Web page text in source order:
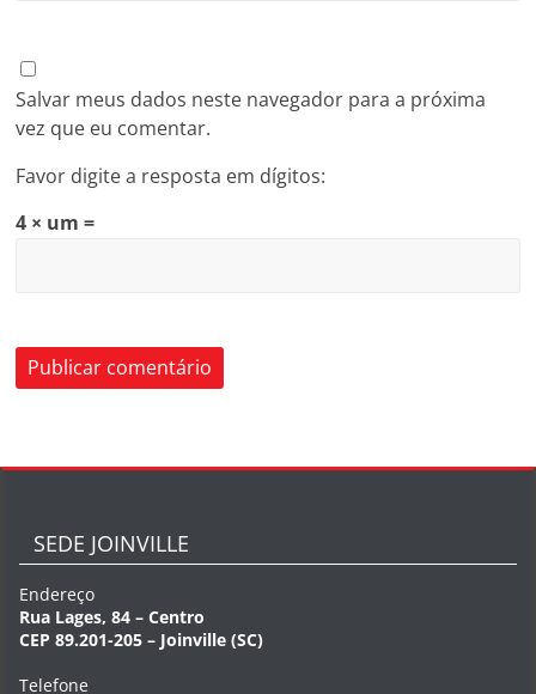
Salvar meus dados neste navegador para a próxima
vez que eu comentar.
Favor digite a resposta em dígitos:
4 × um =
SEDE JOINVILLE
Endereço
Rua Lages, 84 – Centro
CEP 89.201-205 – Joinville (SC)
Telefone